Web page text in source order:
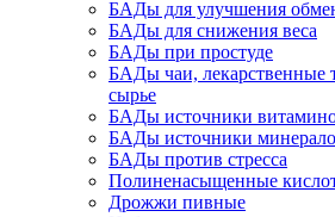
БАДы для улучшения
БАДы для снижения веса
БАДы при простуде
БАДы чаи, лекарственные
сырье
БАДы источники
БАДы источники
БАДы против стресса
Полиненасыщенные
Дрожжи пивные